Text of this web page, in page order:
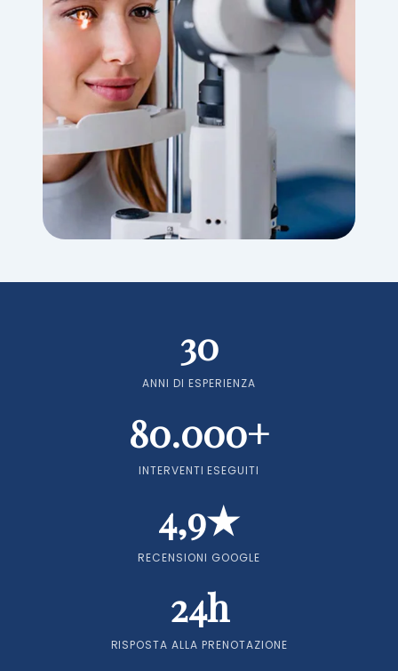
30
ANNI DI ESPERIENZA
80.000+
INTERVENTI ESEGUITI
4,9★
RECENSIONI GOOGLE
24h
RISPOSTA ALLA PRENOTAZIONE